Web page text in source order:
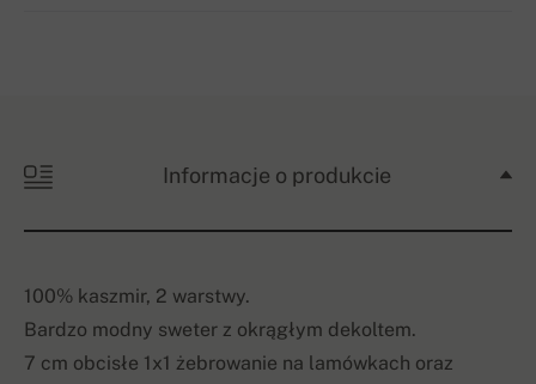
Informacje o produkcie
100% kaszmir, 2 warstwy.
Bardzo modny sweter z okrągłym dekoltem.
7 cm obcisłe 1x1 żebrowanie na lamówkach oraz